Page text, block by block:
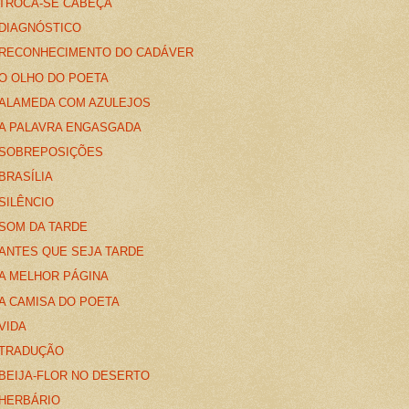
SE CABEÇA
DO CADÁVER
OLHO DO POETA
COM AZULEJOS
PALAVRA ENGASGADA
DA TARDE
QUE SEJA TARDE
MELHOR PÁGINA
CAMISA DO POETA
FLOR NO DESERTO